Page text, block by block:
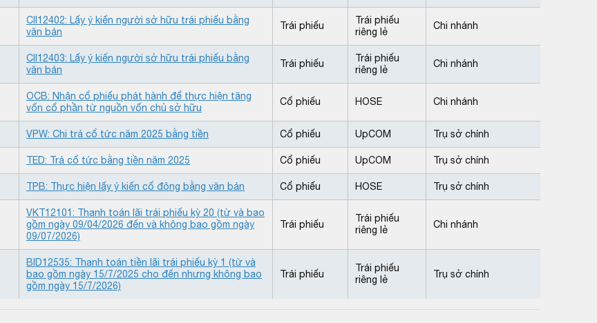
CII12402: Lấy ý kiến người sở hữu trái phiếu bằng
văn bản
Trái phiếu
Trái phiếu
riêng lẻ
Chi nhánh
CII12403: Lấy ý kiến người sở hữu trái phiếu bằng
văn bản
Trái phiếu
Trái phiếu
riêng lẻ
Chi nhánh
OCB: Nhận cổ phiếu phát hành để thực hiện tăng
vốn cổ phần từ nguồn vốn chủ sở hữu
Cổ phiếu HOSE Chi nhánh
VPW: Chi trả cổ tức năm 2025 bằng tiền Cổ phiếu UpCOM Trụ sở chính
TED: Trả cổ tức bằng tiền năm 2025 Cổ phiếu UpCOM Trụ sở chính
TPB: Thực hiện lấy ý kiến cổ đông bằng văn bản Cổ phiếu HOSE Trụ sở chính
VKT12101: Thanh toán lãi trái phiếu kỳ 20 (từ và bao
gồm ngày 09/04/2026 đến và không bao gồm ngày
09/07/2026)
Trái phiếu
Trái phiếu
riêng lẻ
Chi nhánh
BID12535: Thanh toán tiền lãi trái phiếu kỳ 1 (từ và
bao gồm ngày 15/7/2025 cho đến nhưng không bao
gồm ngày 15/7/2026)
Trái phiếu
Trái phiếu
riêng lẻ
Trụ sở chính